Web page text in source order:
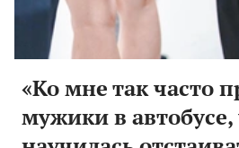
«Ко мне так часто
мужики в